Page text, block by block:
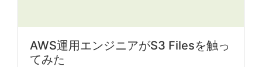
AWS運用エンジニアがS3 Filesを触っ
てみた